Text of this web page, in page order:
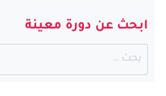
ابحث عن دورة معينة
البحث
عن: